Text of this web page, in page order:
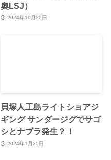
奧LSJ）
2024年10月30日
貝塚人工島ライトショアジ
ギング サンダージグでサゴ
シとナブラ発生？！
2024年1月20日